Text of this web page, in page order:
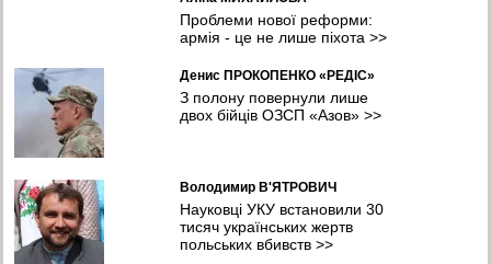
Проблеми нової реформи:
армія - це не лише піхота >>
Денис ПРОКОПЕНКО «РЕДІС»
З полону повернули лише
двох бійців ОЗСП «Азов»>>
Володимир В'ЯТРОВИЧ
Науковці УКУ встановили 30
тисяч українських жертв
польських вбивств>>